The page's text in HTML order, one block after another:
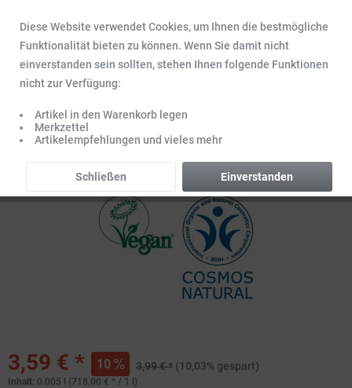
3,59 € * 10 3,99 € * (10,03% gespart)
Inhalt: 0.005 l (718,00 € * / 1 l)
Diese Website verwendet Cookies, um Ihnen die bestmögliche
Funktionalität bieten zu können. Wenn Sie damit nicht
einverstanden sein sollten, stehen Ihnen folgende Funktionen
nicht zur Verfügung:
Artikel in den Warenkorb legen
Merkzettel
Artikelempfehlungen und vieles mehr
Einverstanden
Schließen